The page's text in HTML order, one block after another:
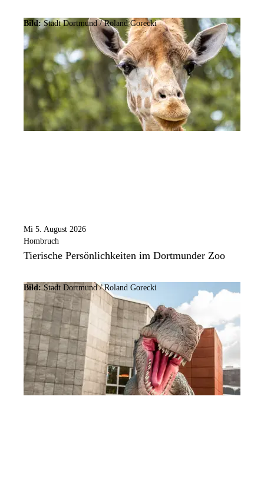
Bild:Stadt Dortmund / Roland Gorecki
Mi 5. August 2026
Hombruch
Tierische Persönlichkeiten im Dortmunder Zoo
Bild:Stadt Dortmund / Roland Gorecki